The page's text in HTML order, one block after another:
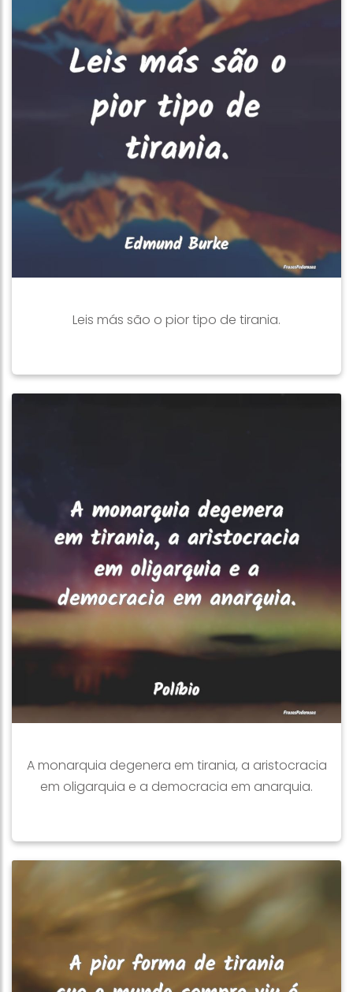
Leis más são o pior tipo de tirania.
A monarquia degenera em tirania, a aristocracia
em oligarquia e a democracia em anarquia.